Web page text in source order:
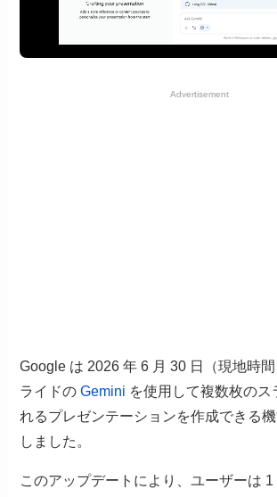
Advertisement
Google は 2026 年 6 月 30 日（現地時
ライドのGemini を使用して複数枚のス
れるプレゼンテーションを作成できる
しました。
このアップデートにより、ユーザーは 1